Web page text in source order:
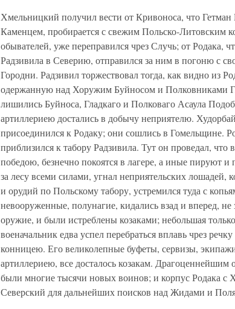
Хмельницкий получил вести от Кривоноса, что
Каменцем, пробирается с свежим Польско-Литовским
обывателей, уже переправился чрез Случь; от Родака,
Радзивила в Северию, отправился за ним в погоню с
Городни. Радзивил торжествовал тогда, как видно из
одержанную над Хоружим Буйносом и Полковниками
лишились Буйноса, Гладкаго и Полковаго Асаула
артиллериею достались в добычу неприятелю.
присоединился к Родаку; они сошлись в Гомельщине.
приблизился к табору Радзивила. Тут он проведал,
победою, безнечно покоятся в лагере, а иные пируют
за лесу всеми силами, угнал неприятельских лошадей,
и орудий по Польскому табору, устремился туда с
невооруженные, полунагие, кидались взад и вперед, не
оружие, и были истреблены козаками; небольшая
военачальник едва успел перебраться вплавь чрез
конницею. Его великолепные буфеты, сервизы,
артиллериею, все досталось козакам.
были многие тысячи новых воинов; и корпус Родака с
Северский для дальнейших поисков над Жидами и